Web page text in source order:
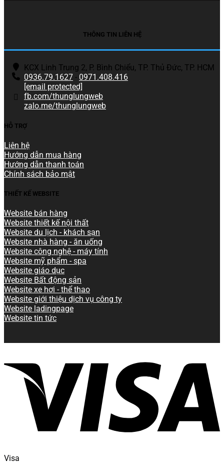
THÔNG TIN LIÊN HỆ
KCX Linh Trung 2, P. Bình Chiểu, TP. Thủ Đức, TP. HCM
0936.79.1627 - 0971.408.416
[email protected]
fb.com/thunglungweb
zalo.me/thunglungweb
HỖ TRỢ
Liên hệ
Hướng dẫn mua hàng
Hướng dẫn thanh toán
Chính sách bảo mật
THIẾT KẾ WEBSITE
Website bán hàng
Website thiết kế nội thất
Website du lịch - khách sạn
Website nhà hàng - ăn uống
Website công nghệ - máy tính
Website mỹ phẩm - spa
Website giáo dục
Website Bất động sản
Website xe hơi - thể thao
Website giới thiệu dịch vụ công ty
Website ladingpage
Website tin tức
Visa